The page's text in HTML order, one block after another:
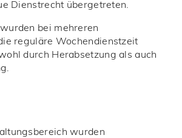
Dienstrecht übergetreten.
bei mehreren
reguläre Wochendienstzeit
durch Herabsetzung als auch
wurden